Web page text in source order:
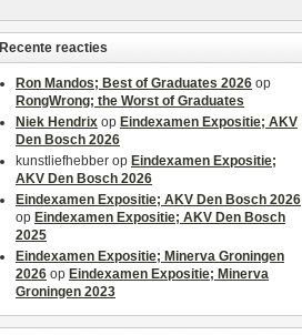
Recente reacties
Ron Mandos; Best of Graduates 2026 op
RongWrong; the Worst of Graduates
Niek Hendrix op Eindexamen Expositie; AKV
Den Bosch 2026
kunstliefhebber op Eindexamen Expositie;
AKV Den Bosch 2026
Eindexamen Expositie; AKV Den Bosch 2026
op Eindexamen Expositie; AKV Den Bosch
2025
Eindexamen Expositie; Minerva Groningen
2026 op Eindexamen Expositie; Minerva
Groningen 2023